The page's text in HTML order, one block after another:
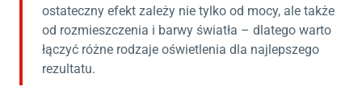
ostateczny efekt zależy nie tylko od mocy, ale także
od rozmieszczenia i barwy światła – dlatego warto
łączyć różne rodzaje oświetlenia dla najlepszego
rezultatu.